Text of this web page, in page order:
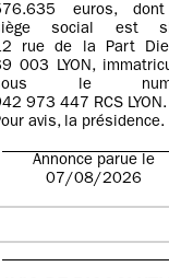
euros,
social est
rue de la Part
003 LYON,
le
973 447 RCS LYON.
avis, la présidence.
Annonce parue le
07/08/2026